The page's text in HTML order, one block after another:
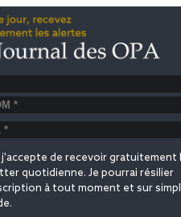
j'accepte de recevoir gratuitement
quotidienne. Je pourrai résilier
à tout moment et sur